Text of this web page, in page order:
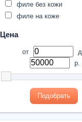
филе без кожи
филе на коже
Цена
от
р.
Подобрать